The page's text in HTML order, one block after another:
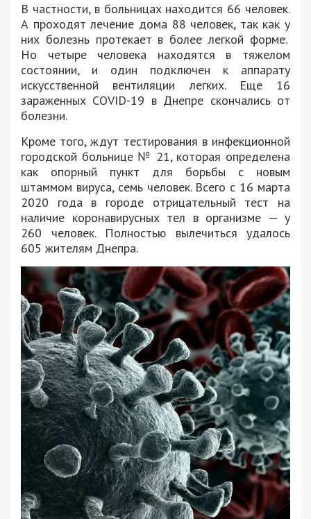
В частности, в больницах находится 66 человек.
А проходят лечение дома 88 человек, так как у
них болезнь протекает в более легкой форме.
Но четыре человека находятся в тяжелом
состоянии, и один подключен к аппарату
искусственной вентиляции легких. Еще 16
зараженных COVID-19 в Днепре скончались от
болезни.
Кроме того, ждут тестирования в инфекционной
городской больнице № 21, которая определена
как опорный пункт для борьбы с новым
штаммом вируса, семь человек. Всего с 16 марта
2020 года в городе отрицательный тест на
наличие коронавирусных тел в организме — у
260 человек. Полностью вылечиться удалось
605 жителям Днепра.